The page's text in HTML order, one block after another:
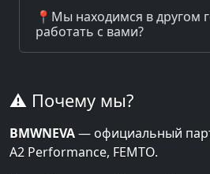
📍Мы находимся в другом
работать с вами?
⚠️ Почему мы?
BMWNEVA— официальный
A2 Performance, FEMTO.